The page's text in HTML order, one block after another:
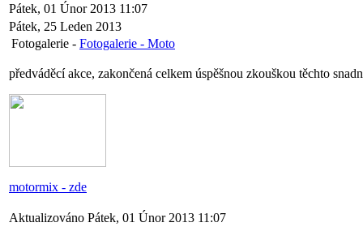
Pátek, 01 Únor 2013 11:07
Pátek, 25 Leden 2013
Fotogalerie - Fotogalerie - Moto
předváděcí akce, zakončená celkem úspěšnou zkouškou těchto
motormix - zde
Aktualizováno Pátek, 01 Únor 2013 11:07